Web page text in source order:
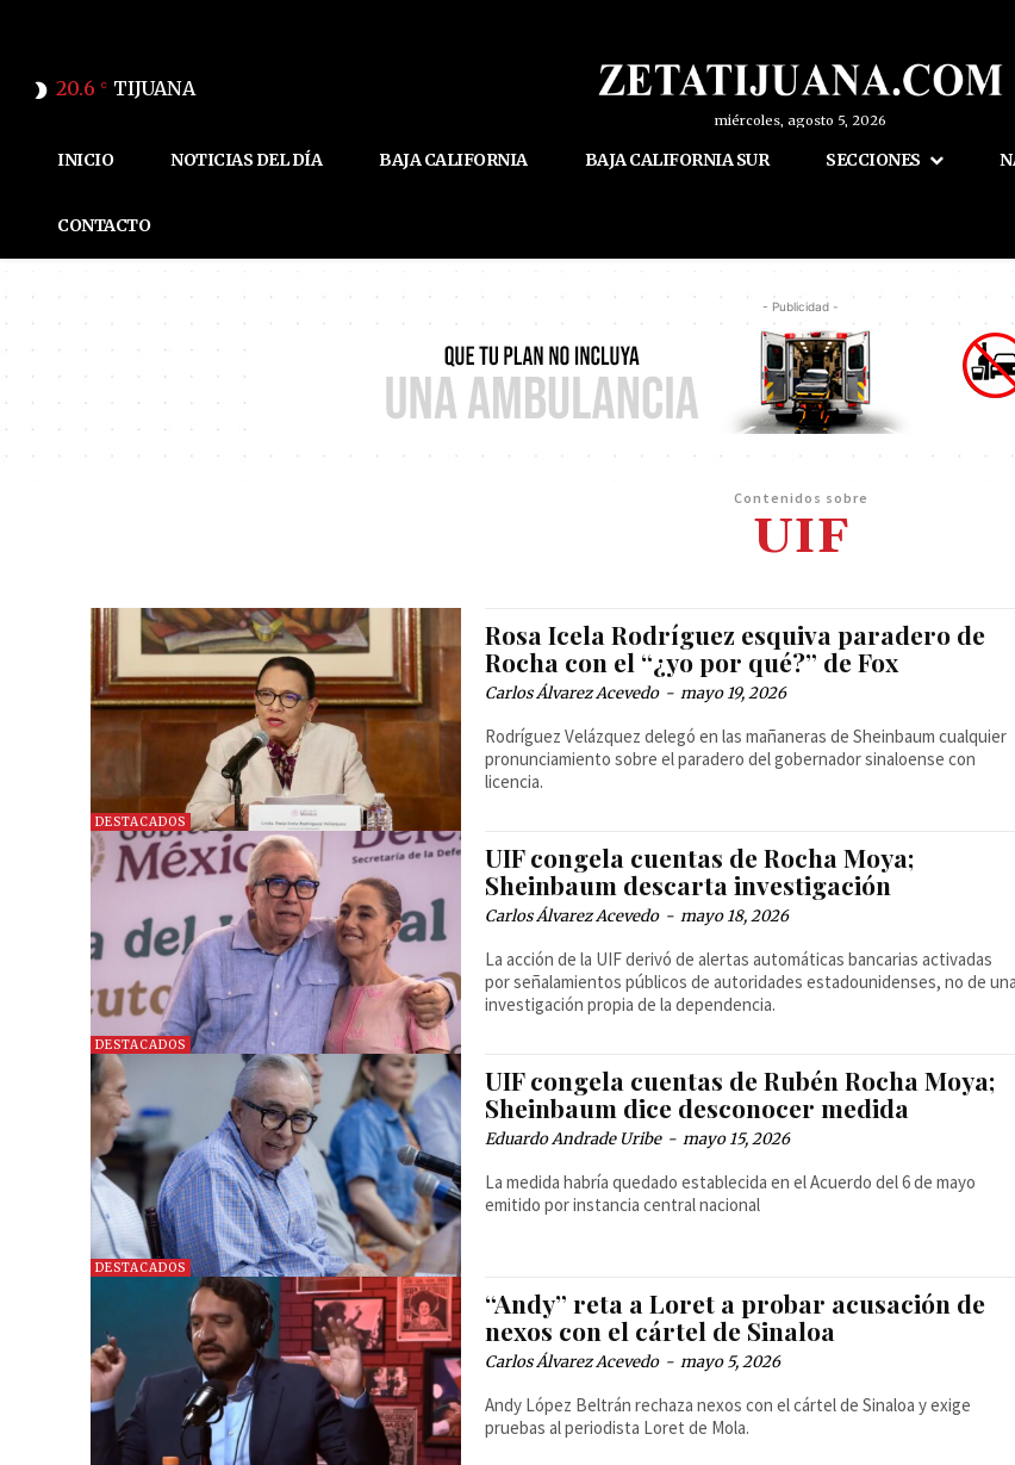
20.6 C TIJUANA
miércoles, agosto 5, 2026
INICIO NOTICIAS DEL DÍA BAJA CALIFORNIA BAJA CALIFORNIA SUR SECCIONES
CONTACTO
- Publicidad -
Contenidos sobre
UIF
DESTACADOS
Rosa Icela Rodríguez esquiva paradero de
Rocha con el “¿yo por qué?” de Fox
Carlos Álvarez Acevedo - mayo 19, 2026
Rodríguez Velázquez delegó en las mañaneras de Sheinbaum cualquier
pronunciamiento sobre el paradero del gobernador sinaloense con
licencia.
DESTACADOS
UIF congela cuentas de Rocha Moya;
Sheinbaum descarta investigación
Carlos Álvarez Acevedo - mayo 18, 2026
La acción de la UIF derivó de alertas automáticas bancarias activadas
por señalamientos públicos de autoridades estadounidenses, no de una
investigación propia de la dependencia.
DESTACADOS
UIF congela cuentas de Rubén Rocha Moya;
Sheinbaum dice desconocer medida
Eduardo Andrade Uribe - mayo 15, 2026
La medida habría quedado establecida en el Acuerdo del 6 de mayo
emitido por instancia central nacional
“Andy” reta a Loret a probar acusación de
nexos con el cártel de Sinaloa
Carlos Álvarez Acevedo - mayo 5, 2026
Andy López Beltrán rechaza nexos con el cártel de Sinaloa y exige
pruebas al periodista Loret de Mola.